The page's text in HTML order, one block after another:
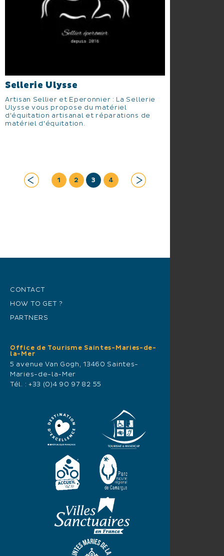
Sellerie Ulysse
Artisan Sellier et Eperonnier : La Sellerie
Ulysse vous propose du matériel
d'équitation artisanal et réparations de
matériel d'équitation.
1 2 3 4
CONTACT
HOW TO GET ?
PARTNERS
Office de Tourisme Saintes-Maries-de-
la-Mer
5 avenue Van Gogh, 13460 Saintes-
Maries-de-la-Mer
Tél. : +33 (0)4 90 97 82 55